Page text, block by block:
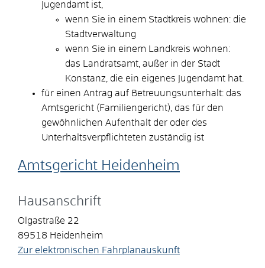
Jugendamt ist,
wenn Sie in einem Stadtkreis wohnen: die
Stadtverwaltung
wenn Sie in einem Landkreis wohnen:
das Landratsamt, außer in der Stadt
Konstanz, die ein eigenes Jugendamt hat.
für einen Antrag auf Betreuungsunterhalt: das
Amtsgericht (Familiengericht), das für den
gewöhnlichen Aufenthalt der oder des
Unterhaltsverpflichteten zuständig ist
Amtsgericht Heidenheim
Hausanschrift
Olgastraße 22
89518 Heidenheim
Zur elektronischen Fahrplanauskunft